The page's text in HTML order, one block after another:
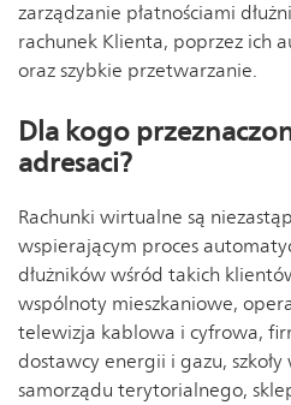
zarządzanie płatnościami
rachunek Klienta, poprzez ich
oraz szybkie przetwarzanie.
Dla kogo
adresaci?
Rachunki wirtualne są
wspierającym proces
dłużników wśród takich
wspólnoty mieszkaniowe,
telewizja kablowa i cyfrowa,
dostawcy energii i gazu, szkoły
samorządu terytorialnego,